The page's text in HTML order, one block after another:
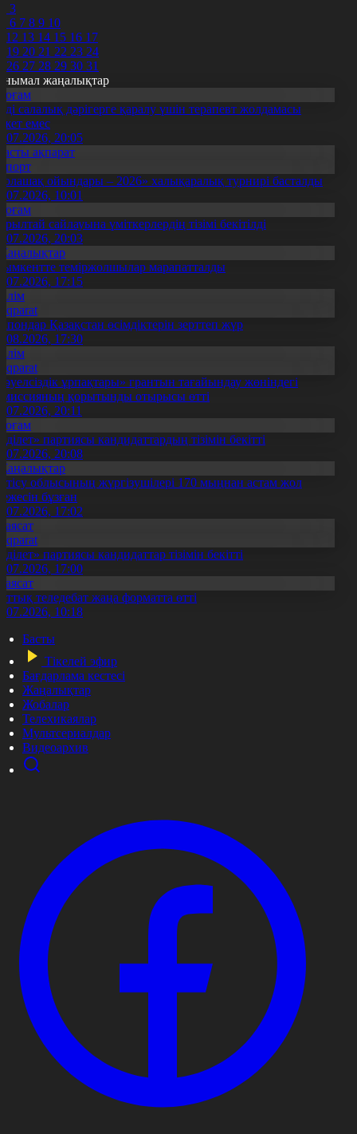
3
6 7 8 9 10
12 13 14 15 16 17
19 20 21 22 23 24
26 27 28 29 30 31
жаңалықтар
салалық дәрігерге қаралу үшін терапевт жолдамасы
емес
20:05
ақпарат
ойындары – 2026» халықаралық турнирі басталды
10:01
сайлауына үміткерлердің тізімі бекітілді
20:03
теміржолшылар марапатталды
17:15
Қазақстан өсімдіктерін зерттеп жүр
17:30
ұрпақтары» грантын тағайындау жөніндегі
қорытынды отырысы өтті
20:11
партиясы кандидаттардың тізімін бекітті
20:08
облысының жүргізушілері 170 мыңнан астам жол
бұзған
17:02
партиясы кандидаттар тізімін бекітті
17:00
теледебат жаңа форматта өтті
10:18
Басты
Тікелей эфир
Бағдарлама кестесі
Жаңалықтар
Жобалар
Телехикаялар
Мультсериалдар
Видеоархив